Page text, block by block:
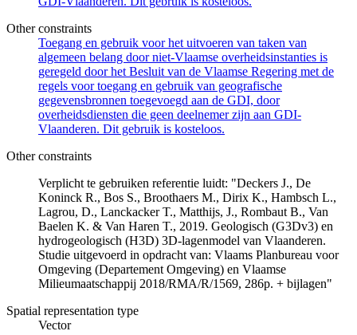
Other constraints
Toegang en gebruik voor het uitvoeren van taken van
algemeen belang door niet-Vlaamse overheidsinstanties is
geregeld door het Besluit van de Vlaamse Regering met de
regels voor toegang en gebruik van geografische
gegevensbronnen toegevoegd aan de GDI, door
overheidsdiensten die geen deelnemer zijn aan GDI-
Vlaanderen. Dit gebruik is kosteloos.
Other constraints
Verplicht te gebruiken referentie luidt: "Deckers J., De
Koninck R., Bos S., Broothaers M., Dirix K., Hambsch L.,
Lagrou, D., Lanckacker T., Matthijs, J., Rombaut B., Van
Baelen K. & Van Haren T., 2019. Geologisch (G3Dv3) en
hydrogeologisch (H3D) 3D-lagenmodel van Vlaanderen.
Studie uitgevoerd in opdracht van: Vlaams Planbureau voor
Omgeving (Departement Omgeving) en Vlaamse
Milieumaatschappij 2018/RMA/R/1569, 286p. + bijlagen"
Spatial representation type
Vector